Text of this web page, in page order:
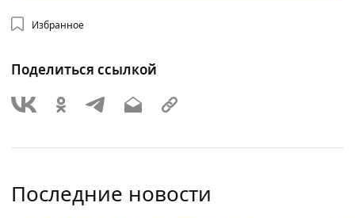
Избранное
Поделиться ссылкой
Последние новости